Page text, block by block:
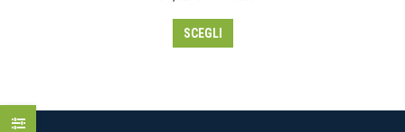
SCEGLI